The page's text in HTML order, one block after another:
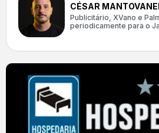
CÉSAR
Publicitário, XVano e
periodicamente para o